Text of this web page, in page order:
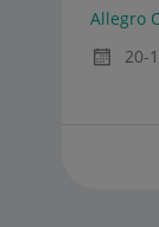
Allegro
‎20-